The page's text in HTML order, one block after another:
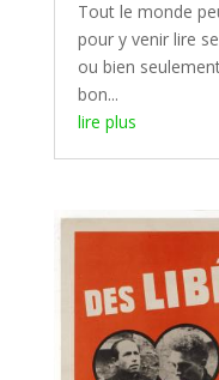
Tout le monde
pour y venir lire
ou bien
bon...
lire plus